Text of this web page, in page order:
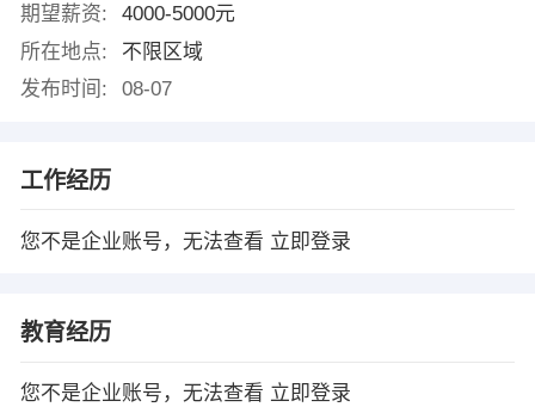
期望薪资:
4000-5000元
所在地点:
不限区域
发布时间:
08-07
工作经历
您不是企业账号，无法查看 立即登录
教育经历
您不是企业账号，无法查看 立即登录